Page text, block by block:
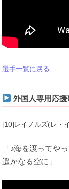
選手一覧に戻る
外国人専用応援
[10]レイノルズ(レ・
「♪海を渡って
遥かなる空に」